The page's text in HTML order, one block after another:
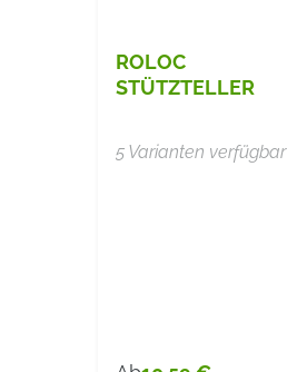
ROLOC
STÜTZTELLER
5 Varianten verfügbar